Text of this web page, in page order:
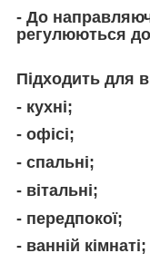
- До
регулюються до
Підходить для
- кухні;
- офісі;
- спальні;
- вітальні;
- передпокої;
- ванній кімнаті;